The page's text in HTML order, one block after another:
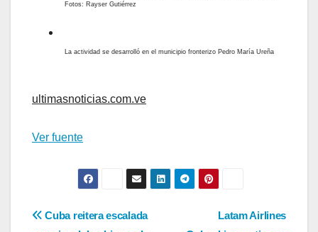
Fotos: Rayser Gutiérrez
La actividad se desarrolló en el municipio fronterizo Pedro María Ureña
ultimasnoticias.com.ve
Ver fuente
Navegación
Latam Airlines
Cuba reitera escalada